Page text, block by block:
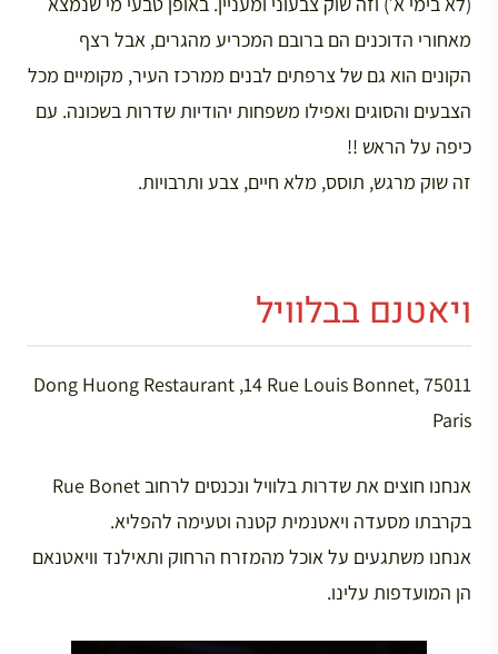
מאחורי הדוכנים הם ברובם המכריע מהגרים, אבל רצף
הקונים הוא גם של צרפתים לבנים ממרכז העיר, מקומיים מכל
הצבעים והסוגים ואפילו משפחות יהודיות שדרות בשכונה. עם
כיפה על הראש !!
זה שוק מרגש, תוסס, מלא חיים, צבע ותרבויות.
ויאטנם בבלוויל
Dong Huong Restaurant ,14 Rue Louis Bonnet, 75011
Paris
אנחנו חוצים את שדרות בלוויל ונכנסים לרחוב Rue Bonet
בקרבתו מסעדה ויאטנמית קטנה וטעימה להפליא.
אנחנו משתגעים על אוכל מהמזרח הרחוק ותאילנד וויאטנאם
הן המועדפות עלינו.